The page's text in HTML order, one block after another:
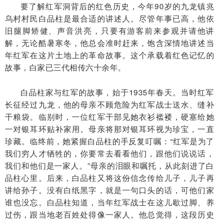
要了解红军洞背后的红色历史，今年90岁的九龙镇兆
乌村村民白品柱是最合适的讲述人。尽管年事已高，他依
旧腿脚矫健、声音洪亮，只要有游客前来参观并请他讲
解，无论酷暑寒冬，他总会准时赶来，饱含深情地讲述当
年红军在这片土地上的革命故事。这个承载着红色记忆的
故事，白家已三代相传六十余年。
白品柱家与红军的故事，始于1935年春天。当时红军
长征经过九龙，他的母亲不顾危险为红军战士送水、缝补
干粮袋。临别时，一位红军干部见她衣衫褴褛，硬塞给她
一对银耳环贴补家用。母亲将那对银耳环视为珍宝，一直
珍藏。临终前，她紧握白品柱的手反复叮嘱：“红军是为了
我们穷人才牺牲的，你要常去看看他们，跟他们说说话，
我们和他们是一家人。”母亲的泪眼和嘱托，从此刻进了白
品柱心里。后来，白品柱又将这份信念传给儿子，儿子再
讲给孙子。没有白纸黑字，就是一句口头的话，可他们家
谁也没忘。白品柱知道，当年红军战士在这儿歇过脚、养
过伤，跟当地老百姓处得像一家人。他总觉得，这段历史